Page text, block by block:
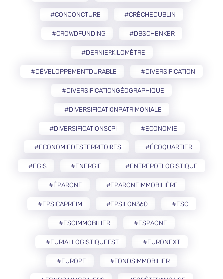
#CONJONCTURE #CRÈCHEDUBLIN
#CROWDFUNDING #DBSCHENKER
#DERNIERKILOMÈTRE
#DÉVELOPPEMENTDURABLE #DIVERSIFICATION
#DIVERSIFICATIONGÉOGRAPHIQUE
#DIVERSIFICATIONPATRIMONIALE
#DIVERSIFICATIONSCPI #ECONOMIE
#ECONOMIEDESTERRITOIRES #ÉCOQUARTIER
#EGIS #ENERGIE #ENTREPOTLOGISTIQUE
#ÉPARGNE #EPARGNEIMMOBILIÈRE
#EPSICAPREIM #EPSILON360 #ESG
#ESGIMMOBILIER #ESPAGNE
#EURIALLOGISTIQUEEST #EURONEXT
#EUROPE #FONDSIMMOBILIER